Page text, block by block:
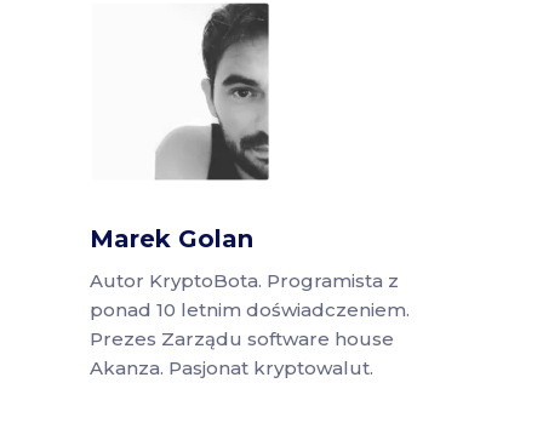
Marek Golan
Autor KryptoBota. Programista z
ponad 10 letnim doświadczeniem.
Prezes Zarządu software house
Akanza. Pasjonat kryptowalut.